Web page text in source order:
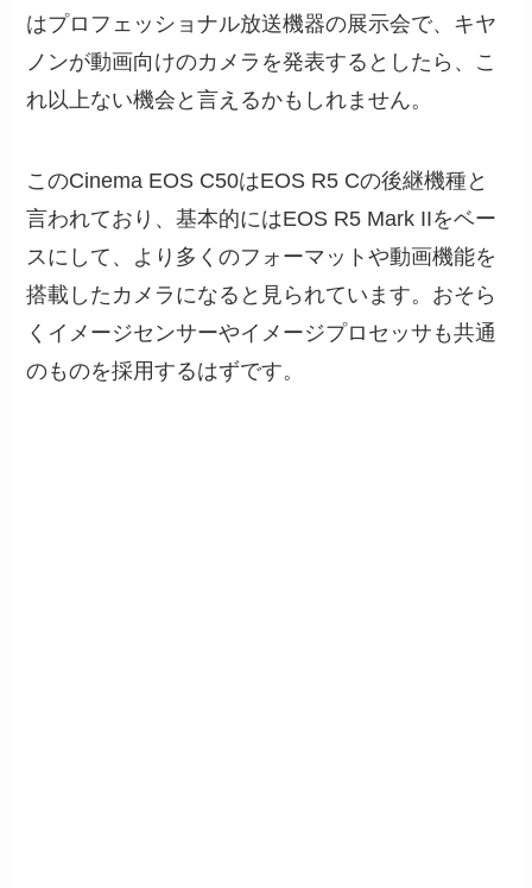
はプロフェッショナル放送機器の展示会で、キヤ
ノンが動画向けのカメラを発表するとしたら、こ
れ以上ない機会と言えるかもしれません。
このCinema EOS C50はEOS R5 Cの後継機種と
言われており、基本的にはEOS R5 Mark IIをベー
スにして、より多くのフォーマットや動画機能を
搭載したカメラになると見られています。おそら
くイメージセンサーやイメージプロセッサも共通
のものを採用するはずです。